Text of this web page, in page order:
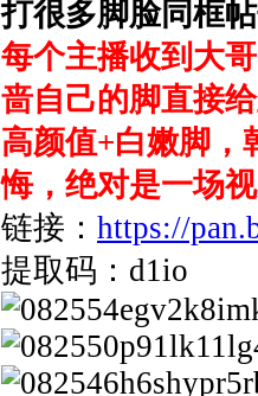
打很多脚脸同框
每个主播收到大
啬自己的脚直接
高颜值+白嫩脚，
悔，绝对是一场
链接： https://
提取码：d1io